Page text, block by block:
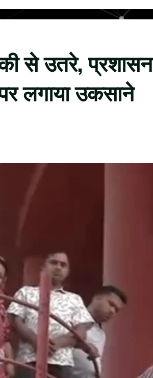
से उतरे, प्रशासन
लगाया उकसाने